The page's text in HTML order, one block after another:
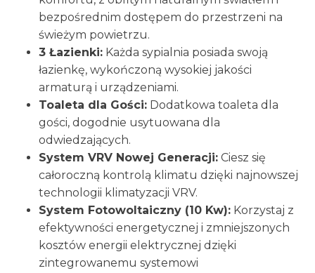
bezpośrednim dostępem do przestrzeni na
świeżym powietrzu.
3 Łazienki: Każda sypialnia posiada swoją
łazienkę, wykończoną wysokiej jakości
armaturą i urządzeniami.
Toaleta dla Gości: Dodatkowa toaleta dla
gości, dogodnie usytuowana dla
odwiedzających.
System VRV Nowej Generacji: Ciesz się
całoroczną kontrolą klimatu dzięki najnowszej
technologii klimatyzacji VRV.
System Fotowoltaiczny (10 Kw): Korzystaj z
efektywności energetycznej i zmniejszonych
kosztów energii elektrycznej dzięki
zintegrowanemu systemowi